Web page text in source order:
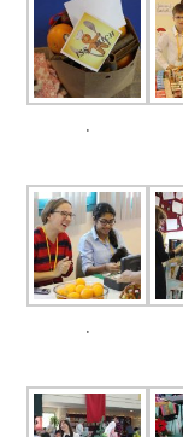
.
.